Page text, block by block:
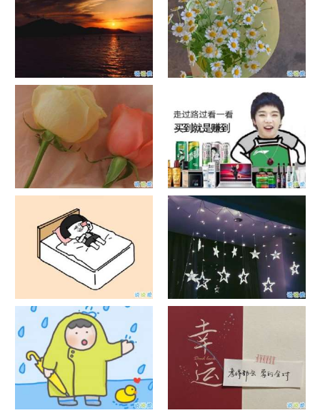
日出文案温柔句子 看日出的微
信说说配图
晒风景照的唯美说说配图 适合
发风景的朋友圈文案
官宣恋爱的说说配图 官宣句子
抖音摆地摊文案 摆地摊的搞笑
说说带图片
谐音梗土味情话大全带图片 油
腻搞笑的土味情话
很酷的霸气句子带图片 最新霸
气说说高冷范